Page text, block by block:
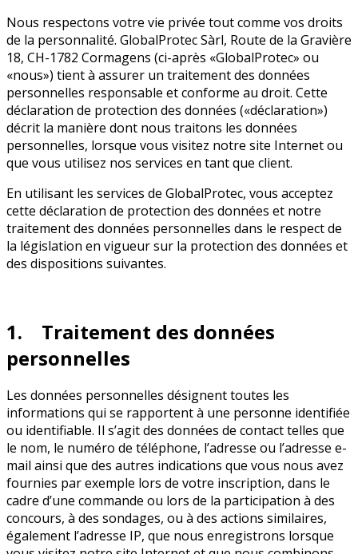
Nous respectons votre vie privée tout comme vos droits
de la personnalité. GlobalProtec Sàrl, Route de la Gravière
18, CH-1782 Cormagens (ci-après «GlobalProtec» ou
«nous») tient à assurer un traitement des données
personnelles responsable et conforme au droit. Cette
déclaration de protection des données («déclaration»)
décrit la manière dont nous traitons les données
personnelles, lorsque vous visitez notre site Internet ou
que vous utilisez nos services en tant que client.
En utilisant les services de GlobalProtec, vous acceptez
cette déclaration de protection des données et notre
traitement des données personnelles dans le respect de
la législation en vigueur sur la protection des données et
des dispositions suivantes.
1. Traitement des données
personnelles
Les données personnelles désignent toutes les
informations qui se rapportent à une personne identifiée
ou identifiable. Il s’agit des données de contact telles que
le nom, le numéro de téléphone, l’adresse ou l’adresse e-
mail ainsi que des autres indications que vous nous avez
fournies par exemple lors de votre inscription, dans le
cadre d’une commande ou lors de la participation à des
concours, à des sondages, ou à des actions similaires,
également l’adresse IP, que nous enregistrons lorsque